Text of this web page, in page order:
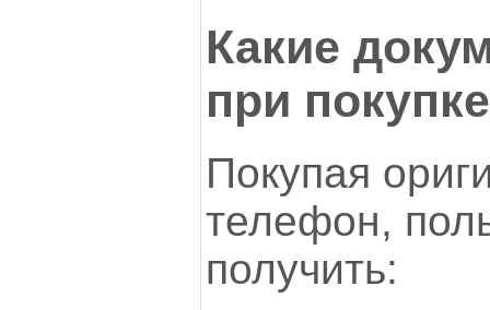
Какие
при
Покупая
телефон,
получить: